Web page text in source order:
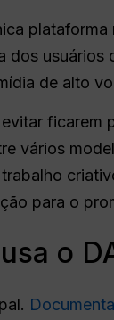
usuários
de alto
ficarem
vários
para o
o